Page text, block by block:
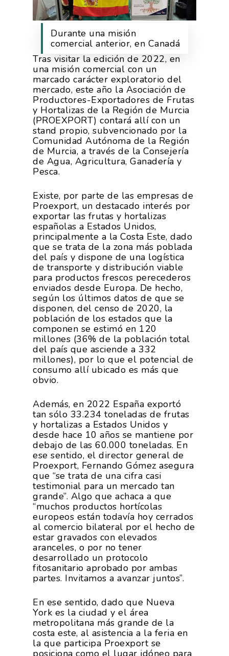
Durante una misión
comercial anterior, en Canadá
Tras visitar la edición de 2022, en
una misión comercial con un
marcado carácter exploratorio del
mercado, este año la Asociación de
Productores-Exportadores de Frutas
y Hortalizas de la Región de Murcia
(PROEXPORT) contará allí con un
stand propio, subvencionado por la
Comunidad Autónoma de la Región
de Murcia, a través de la Consejería
de Agua, Agricultura, Ganadería y
Pesca.
Existe, por parte de las empresas de
Proexport, un destacado interés por
exportar las frutas y hortalizas
españolas a Estados Unidos,
principalmente a la Costa Este, dado
que se trata de la zona más poblada
del país y dispone de una logística
de transporte y distribución viable
para productos frescos perecederos
enviados desde Europa. De hecho,
según los últimos datos de que se
disponen, del censo de 2020, la
población de los estados que la
componen se estimó en 120
millones (36% de la población total
del país que asciende a 332
millones), por lo que el potencial de
consumo allí ubicado es más que
obvio.
Además, en 2022 España exportó
tan sólo 33.234 toneladas de frutas
y hortalizas a Estados Unidos y
desde hace 10 años se mantiene por
debajo de las 60.000 toneladas. En
ese sentido, el director general de
Proexport, Fernando Gómez asegura
que “se trata de una cifra casi
testimonial para un mercado tan
grande”. Algo que achaca a que
“muchos productos hortícolas
europeos están todavía hoy cerrados
al comercio bilateral por el hecho de
estar gravados con elevados
aranceles, o por no tener
desarrollado un protocolo
fitosanitario aprobado por ambas
partes. Invitamos a avanzar juntos”.
En ese sentido, dado que Nueva
York es la ciudad y el área
metropolitana más grande de la
costa este, al asistencia a la feria en
la que participa Proexport se
posiciona como el lugar idóneo para
Nosotros
Nuestros Asociados
Responsabilidad Social
Empresas
Asociados
Productos